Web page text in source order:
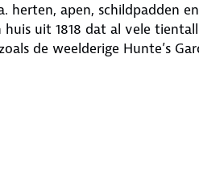
herten, apen, schildpadden
uit 1818 dat al vele
de weelderige Hunte’s